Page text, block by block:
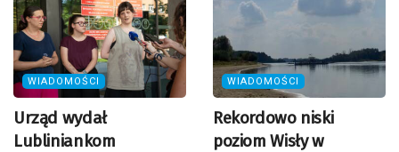
WIADOMOŚCI
Urząd wydał
Lubliniankom
WIADOMOŚCI
Rekordowo niski
poziom Wisły w